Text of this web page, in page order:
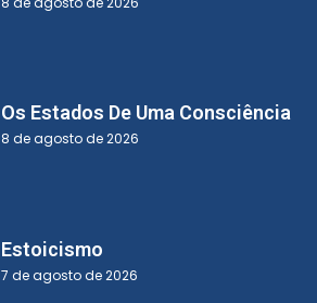
Os Estados De Uma Consciência
8 de agosto de 2026
Estoicismo
7 de agosto de 2026